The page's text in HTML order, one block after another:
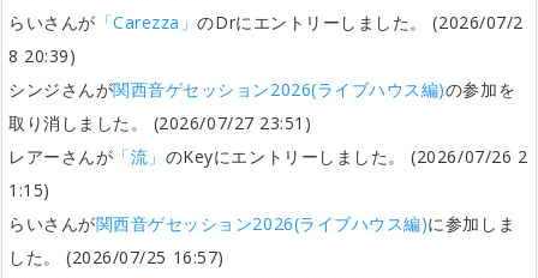
らいさんが 「Carezza」のDrにエントリーしました。 (2026/07/2
8 20:39)
シンジさんが関西音ゲセッション2026(ライブハウス編)の参加を
取り消しました。 (2026/07/27 23:51)
レアーさんが 「流」 のKeyにエントリーしました。 (2026/07/26 2
1:15)
らいさんが関西音ゲセッション2026(ライブハウス編)に参加しま
した。 (2026/07/25 16:57)